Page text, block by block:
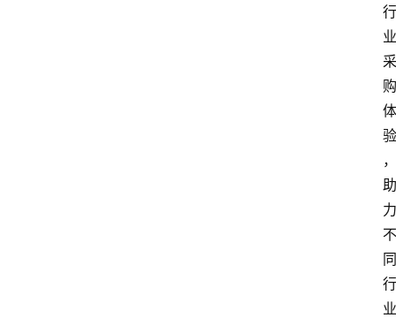
行
业
采
购
体
验
，
助
力
不
同
行
业